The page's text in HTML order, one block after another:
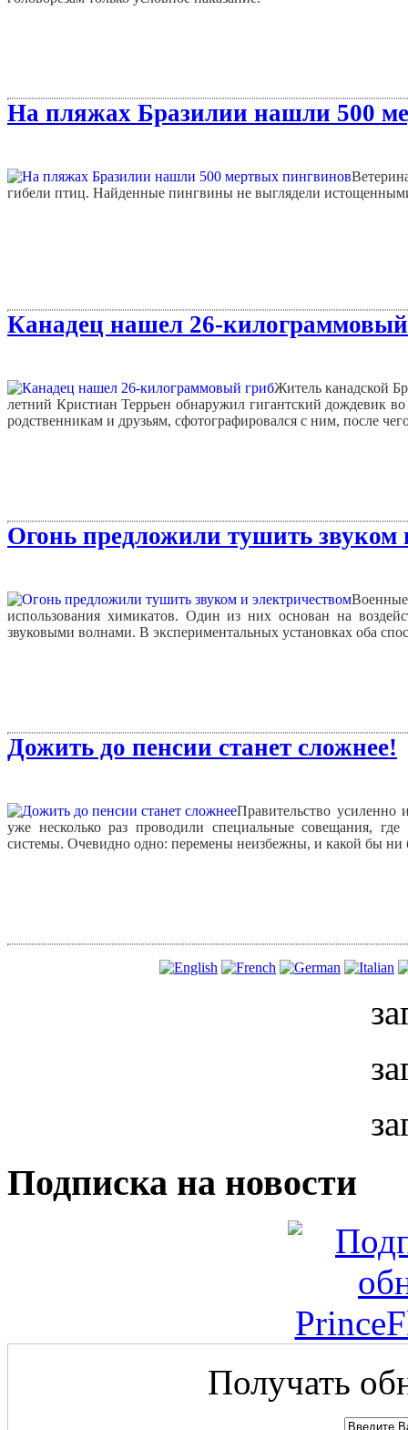
На пляжах Бразилии нашли 500
гибели птиц. Найденные пингвины не выглядели
Канадец нашел 26-
Житель канадской
летний Кристиан Террьен обнаружил гигантский дождевик
родственникам и друзьям, сфотографировался с ним, после
Огонь предложили тушить звуком
использования химикатов. Один из них основан на
звуковыми волнами. В экспериментальных установках оба
Дожить до пенсии станет сложнее!
Правительство
уже несколько раз проводили специальные совещания,
системы. Очевидно одно: перемены неизбежны, и какой бы ни
Подписка на новости
Получать